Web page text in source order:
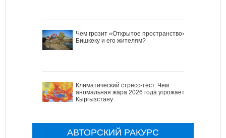
Чем грозит «Открытое пространство»
Бишкеку и его жителям?
Климатический стресс-тест. Чем
аномальная жара 2026 года угрожает
Кыргызстану
АВТОРСКИЙ РАКУРС